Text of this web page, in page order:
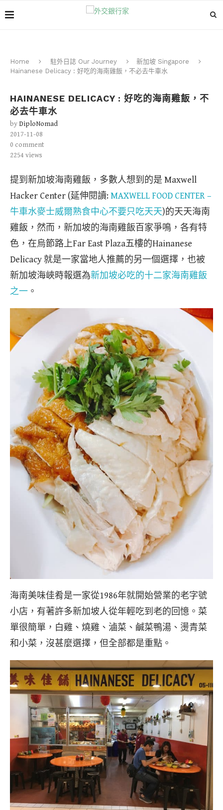
Home 駐外日誌 Our Journey
新加坡 Singapore
Hainanese Delicacy : 好吃的海南雞飯，不必去牛車水
HAINANESE DELICACY : 好吃的海南雞飯，不
必去牛車水
byDiploNomad
2017-11-08
0 comment
2254 views
提到新加坡海南雞飯，多數人想到的是 Maxwell
Hacker Center (延伸閱讀:MAXWELL FOOD CENTER –
牛車水麥士威爾熟食中心不要只吃天天)的天天海南
雞飯，然而，新加坡的海南雞飯百家爭鳴，各有特
色，在烏節路上Far East Plaza五樓的Hainanese
Delicacy 就是一家當地人推薦的另一個選擇，也被
新加坡海峽時報選為新加坡必吃的十二家海南雞飯
之一 。
海南美味佳肴是一家從1986年就開始營業的老字號
小店，有著許多新加坡人從年輕吃到老的回憶。菜
單很簡單，白雞、燒雞、滷菜、鹹菜鴨湯、燙青菜
和小菜，沒甚麼選擇，但全部都是重點。